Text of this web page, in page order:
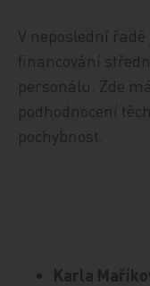
V neposlední
financování
personálu. Zde
podhodnocení
pochybnost.
Karla